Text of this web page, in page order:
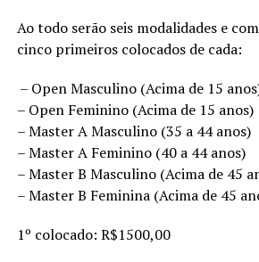
Ao todo serão seis modalidades e
cinco primeiros colocados de cada:
– Open Masculino (Acima de 15
– Open Feminino (Acima de 15 anos)
– Master A Masculino (35 a 44 anos)
– Master A Feminino (40 a 44 anos)
– Master B Masculino (Acima de 45
– Master B Feminina (Acima de 45
1º colocado: R$1500,00